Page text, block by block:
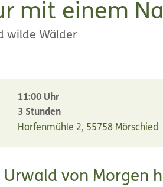
mit einem
wilde Wälder
11:00 Uhr
3 Stunden
Harfenmühle 2, 55758 Mörschied
Urwald von Morgen